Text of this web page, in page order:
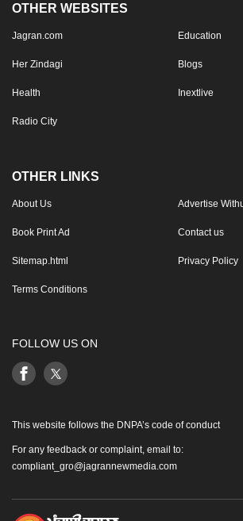
OTHER WEBSITES
Jagran.com Education
Her Zindagi Blogs
Health Inextlive
Radio City
OTHER LINKS
About Us Advertise
Book Print Ad Contact us
Sitemap.html Privacy Policy
Terms Conditions
FOLLOW US ON
This website follows the DNPA’s code of conduct
For any feedback or complaint, email to:
compliant_gro@jagrannewmedia.com